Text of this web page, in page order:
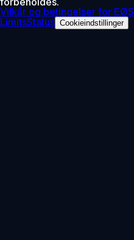
Vilkår og betingelser for EØS
LimitsStatus Cookieindstillinger